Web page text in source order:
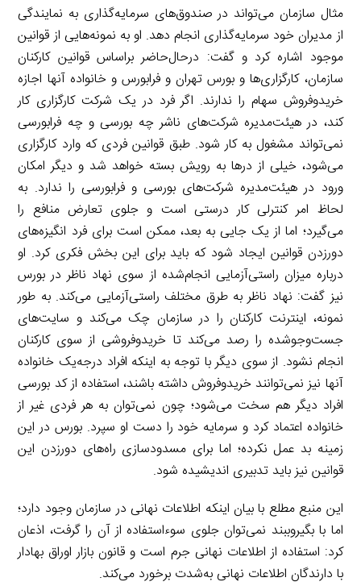
مثال سازمان می‌تواند در صندوق‌های سرمایه‌گذاری به نمایندگی
از مدیران خود سرمایه‌گذاری انجام دهد. او به نمونه‌هایی از قوانین
موجود اشاره کرد و گفت: در‌حال‌حاضر بر‌اساس قوانین کارکنان
سازمان، کارگزاری‌ها و بورس تهران و فرابورس و خانواده آنها اجازه
خرید‌و‌فروش سهام را ندارند. اگر فرد در یک شرکت کارگزاری کار
کند، در هیئت‌مدیره شرکت‌های ناشر چه بورسی و چه فرابورسی
نمی‌تواند مشغول به کار شود. طبق قوانین فردی که وارد کارگزاری
می‌شود، خیلی از درها به رویش بسته خواهد شد و دیگر امکان
ورود در هیئت‌مدیره شرکت‌های بورسی و فرابورسی را ندارد. به
لحاظ امر کنترلی کار درستی است و جلوی تعارض منافع را
می‌گیرد؛ اما از یک جایی به بعد، ممکن است برای فرد انگیزه‌های
دور‌زدن قوانین ایجاد شود که باید برای این بخش فکری کرد. او
درباره میزان راستی‌آزمایی انجام‌شده از سوی نهاد ناظر در بورس
نیز گفت: نهاد ناظر به طرق مختلف راستی‌آزمایی می‌کند. به طور
نمونه، اینترنت کارکنان را در سازمان چک می‌کند و سایت‌های
جست‌وجو‌شده را رصد می‌کند تا خرید‌و‌فروشی از سوی کارکنان
انجام نشود. از سوی دیگر با توجه به اینکه افراد درجه‌یک خانواده
آنها نیز نمی‌توانند خرید‌و‌فروش داشته باشند، استفاده از کد بورسی
افراد دیگر هم سخت می‌شود؛ چون نمی‌توان به هر فردی غیر از
خانواده اعتماد کرد و سرمایه خود را دست او سپرد. بورس در این
زمینه بد عمل نکرده؛ اما برای مسدودسازی راه‌های دور‌زدن این
قوانین نیز باید تدبیری اندیشیده شود.
این منبع مطلع با بیان اینکه اطلاعات نهانی در سازمان وجود دارد؛
اما با بگیر‌و‌ببند نمی‌توان جلوی سوءاستفاده از آن را گرفت، اذعان
کرد: استفاده از اطلاعات نهانی جرم است و قانون بازار اوراق بهادار
با دارندگان اطلاعات نهانی به‌شدت برخورد می‌کند.